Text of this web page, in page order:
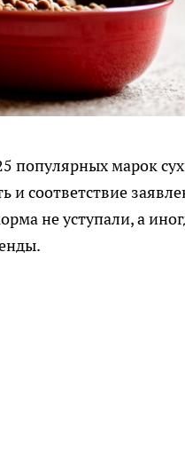
популярных марок
и соответствие
не уступали, а